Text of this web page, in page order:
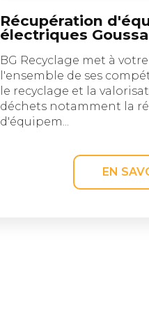
Récupération
électriques
BG Recyclage met à
l'ensemble de ses
le recyclage et la
déchets notamment la
d'équipem...
EN